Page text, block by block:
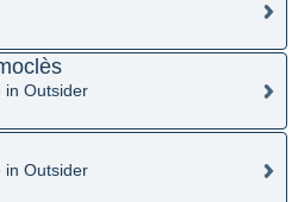
in Outsider
in Outsider